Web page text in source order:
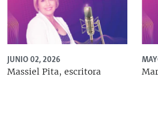
JUNIO 02, 2026
Massiel Pita, escritora